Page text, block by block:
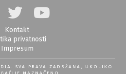
Kontakt
privatnosti
Impresum
SVA PRAVA ZADRŽANA, UKOLIKO
NAZNAČENO.